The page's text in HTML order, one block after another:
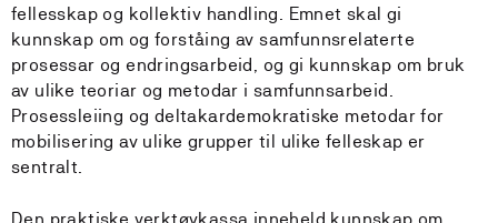
fellesskap og kollektiv handling. Emnet skal gi
kunnskap om og forståing av samfunnsrelaterte
prosessar og endringsarbeid, og gi kunnskap om bruk
av ulike teoriar og metodar i samfunnsarbeid.
Prosessleiing og deltakardemokratiske metodar for
mobilisering av ulike grupper til ulike felleskap er
sentralt.